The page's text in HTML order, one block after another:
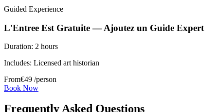
Guided Experience
L'Entree Est Gratuite — Ajoutez un Guide Expert
Duration: 2 hours
Includes: Licensed art historian
From€49 /person
Book Now
Frequently Asked Questions